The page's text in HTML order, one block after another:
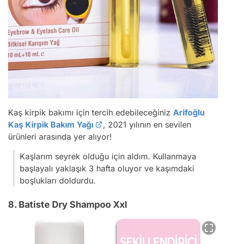
Kaş kirpik bakımı için tercih edebileceğiniz Arifoğlu
Kaş Kirpik Bakım Yağı
, 2021 yılının en sevilen
ürünleri arasında yer alıyor!
Kaşlarım seyrek olduğu için aldım. Kullanmaya
başlayalı yaklaşık 3 hafta oluyor ve kaşımdaki
boşlukları doldurdu.
8. Batiste Dry Shampoo Xxl